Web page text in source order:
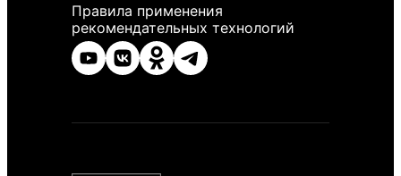
Правила применения
рекомендательных технологий